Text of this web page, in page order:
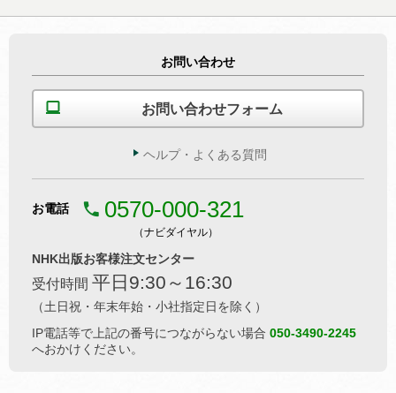
お問い合わせ
お問い合わせフォーム
ヘルプ・よくある質問
お電話 0570-000-321
（ナビダイヤル）
NHK出版お客様注文センター
受付時間 平日9:30～16:30
（土日祝・年末年始・小社指定日を除く）
IP電話等で上記の番号につながらない場合 050-3490-2245
へおかけください。